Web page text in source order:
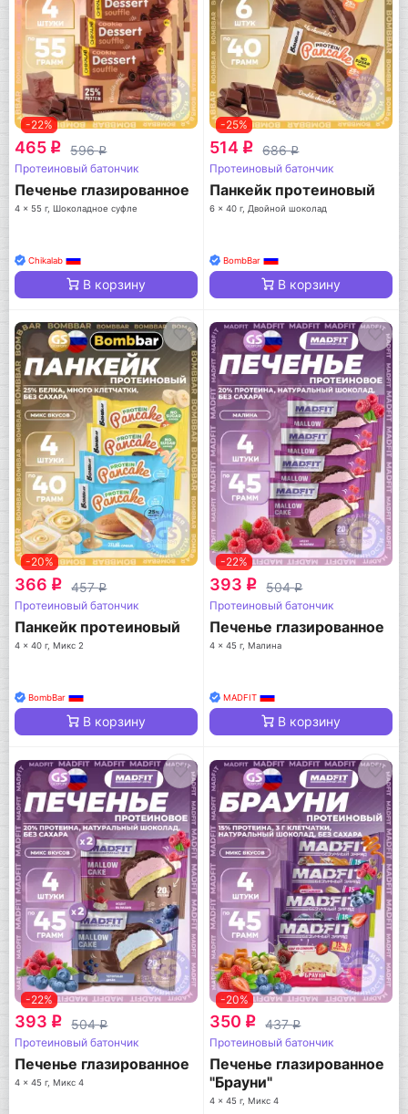
-22%
465 q 596q
Протеиновый батончик
Печенье глазированное
4 x 55 г, Шоколадное суфле
Chikalab
В корзину
-25%
514 q 686q
Протеиновый батончик
Панкейк протеиновый
6 x 40 г, Двойной шоколад
BombBar
В корзину
-20%
366 q 457q
Протеиновый батончик
Панкейк протеиновый
4 x 40 г, Микс 2
BombBar
В корзину
-22%
393 q 504q
Протеиновый батончик
Печенье глазированное
4 x 45 г, Малина
MADFIT
В корзину
-22%
393 q 504q
Протеиновый батончик
Печенье глазированное
4 x 45 г, Микс 4
-20%
350 q 437q
Протеиновый батончик
Печенье глазированное
"Брауни"
4 x 45 г, Микс 4